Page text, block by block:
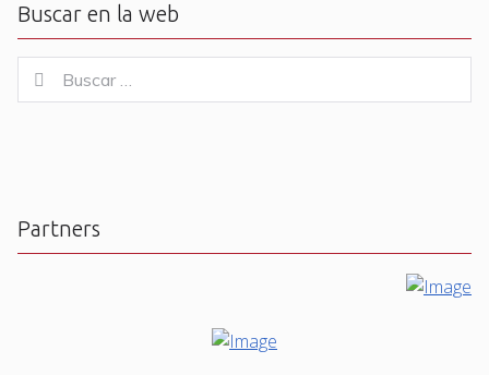
Buscar en la web
for:
Buscar
Partners